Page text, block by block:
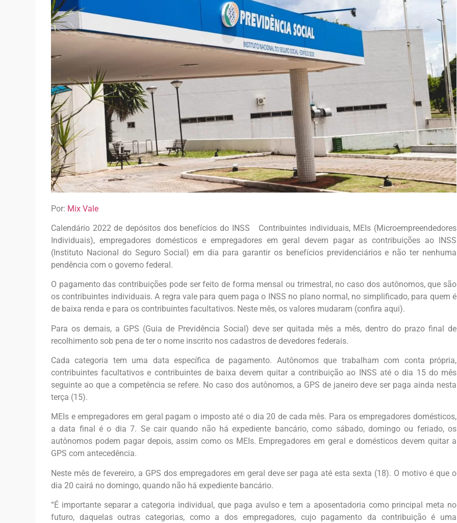
Por: Mix Vale
Calendário 2022 de depósitos dos benefícios do INSS Contribuintes individuais, MEIs (Microempreendedores
Individuais), empregadores domésticos e empregadores em geral devem pagar as contribuições ao INSS
(Instituto Nacional do Seguro Social) em dia para garantir os benefícios previdenciários e não ter nenhuma
pendência com o governo federal.
O pagamento das contribuições pode ser feito de forma mensal ou trimestral, no caso dos autônomos, que são
os contribuintes individuais. A regra vale para quem paga o INSS no plano normal, no simplificado, para quem é
de baixa renda e para os contribuintes facultativos. Neste mês, os valores mudaram (confira aqui).
Para os demais, a GPS (Guia de Previdência Social) deve ser quitada mês a mês, dentro do prazo final de
recolhimento sob pena de ter o nome inscrito nos cadastros de devedores federais.
Cada categoria tem uma data específica de pagamento. Autônomos que trabalham com conta própria,
contribuintes facultativos e contribuintes de baixa devem quitar a contribuição ao INSS até o dia 15 do mês
seguinte ao que a competência se refere. No caso dos autônomos, a GPS de janeiro deve ser paga ainda nesta
terça (15).
MEIs e empregadores em geral pagam o imposto até o dia 20 de cada mês. Para os empregadores domésticos,
a data final é o dia 7. Se cair quando não há expediente bancário, como sábado, domingo ou feriado, os
autônomos podem pagar depois, assim como os MEIs. Empregadores em geral e domésticos devem quitar a
GPS com antecedência.
Neste mês de fevereiro, a GPS dos empregadores em geral deve ser paga até esta sexta (18). O motivo é que o
dia 20 cairá no domingo, quando não há expediente bancário.
“É importante separar a categoria individual, que paga avulso e tem a aposentadoria como principal meta no
futuro, daquelas outras categorias, como a dos empregadores, cujo pagamento da contribuição é uma